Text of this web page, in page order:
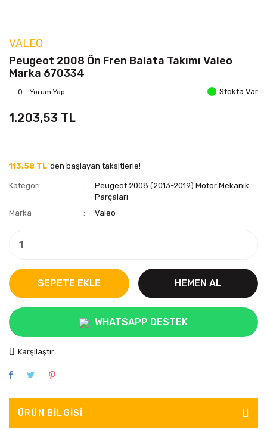
VALEO
Peugeot 2008 Ön Fren Balata Takımı Valeo
Marka 670334
0 - Yorum Yap Stokta Var
1.203,53 TL
113,58 TL`den başlayan taksitlerle!
Kategori
Peugeot 2008 (2013-2019) Motor Mekanik
Parçaları
Marka
Valeo
SEPETE EKLE HEMEN AL
WHATSAPP DESTEK
Karşılaştır
ÜRÜN BILGISI